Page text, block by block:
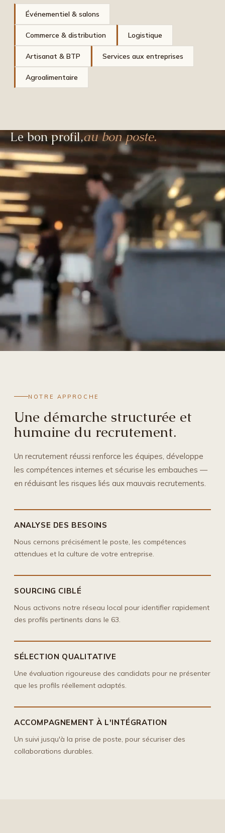
Événementiel & salons
Commerce & distribution Logistique
Artisanat & BTP Services aux entreprises
Agroalimentaire
Le bon profil,au bon poste.
NOTRE APPROCHE
Une démarche structurée et
humaine du recrutement.
Un recrutement réussi renforce les équipes, développe
les compétences internes et sécurise les embauches —
en réduisant les risques liés aux mauvais recrutements.
ANALYSE DES BESOINS
Nous cernons précisément le poste, les compétences
attendues et la culture de votre entreprise.
SOURCING CIBLÉ
Nous activons notre réseau local pour identifier rapidement
des profils pertinents dans le 63.
SÉLECTION QUALITATIVE
Une évaluation rigoureuse des candidats pour ne présenter
que les profils réellement adaptés.
ACCOMPAGNEMENT À L'INTÉGRATION
Un suivi jusqu'à la prise de poste, pour sécuriser des
collaborations durables.